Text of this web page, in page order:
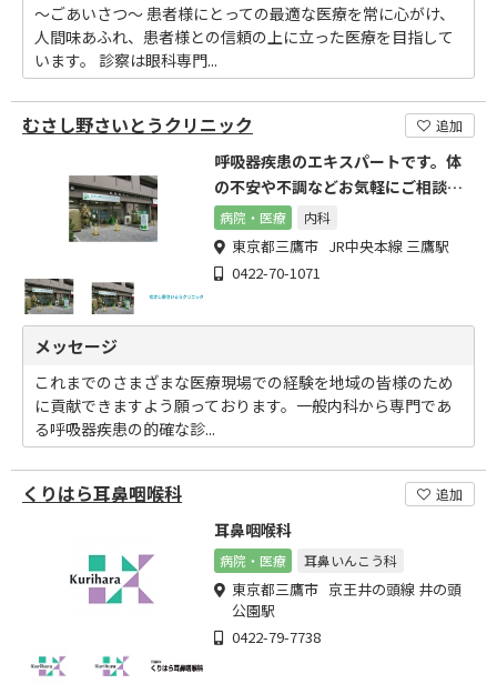
～ごあいさつ～ 患者様にとっての最適な医療を常に心がけ、
人間味あふれ、患者様との信頼の上に立った医療を目指して
います。 診察は眼科専門...
むさし野さいとうクリニック 追加
呼吸器疾患のエキスパートです。体
の不安や不調などお気軽にご相談く
ださい。
病院・医療 内科
東京都三鷹市 JR中央本線 三鷹駅
0422-70-1071
メッセージ
これまでのさまざまな医療現場での経験を地域の皆様のため
に貢献できますよう願っております。一般内科から専門であ
る呼吸器疾患の的確な診...
くりはら耳鼻咽喉科 追加
耳鼻咽喉科
病院・医療 耳鼻いんこう科
東京都三鷹市 京王井の頭線 井の頭
公園駅
0422-79-7738